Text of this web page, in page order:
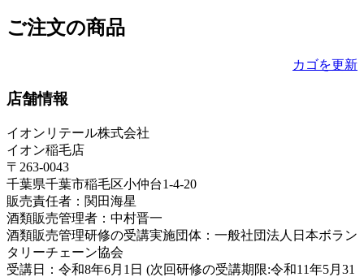
ご注文の商品
カゴを更新
店舗情報
イオンリテール株式会社
イオン稲毛店
〒263-0043
千葉県千葉市稲毛区小仲台1-4-20
販売責任者：関田海星
酒類販売管理者：中村晋一
酒類販売管理研修の受講実施団体：一般社団法人日本ボラン
タリーチェーン協会
受講日：令和8年6月1日 (次回研修の受講期限:令和11年5月31